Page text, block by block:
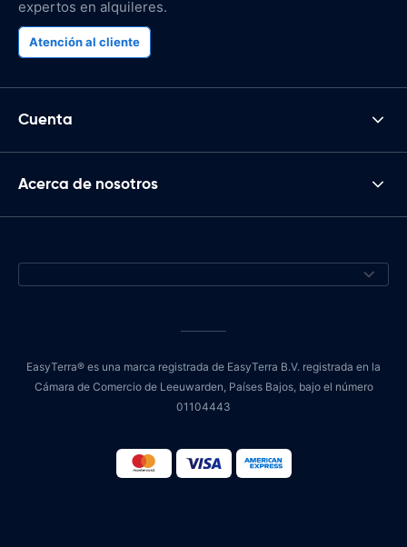
expertos en alquileres.
Atención al cliente
Cuenta
Acerca de nosotros
EasyTerra® es una marca registrada de EasyTerra B.V. registrada en la
Cámara de Comercio de Leeuwarden, Países Bajos, bajo el número
01104443